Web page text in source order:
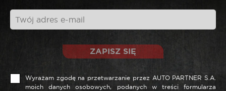
ZAPISZ SIĘ
Wyrażam zgodę na przetwarzanie przez AUTO PARTNER S.A.
moich danych osobowych, podanych w treści formularza